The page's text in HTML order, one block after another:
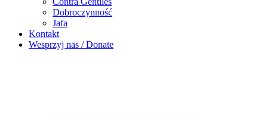
Dobroczynność
Jafa
Kontakt
Wesprzyj nas / Donate